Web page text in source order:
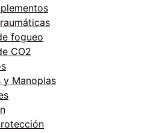
fogueo
CO2
y Manoplas